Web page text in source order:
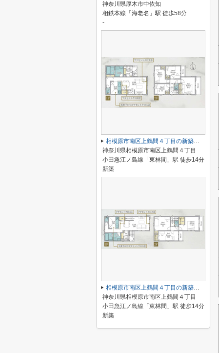
神奈川県厚木市中依知
相鉄本線「海老名」駅 徒歩58分
-
相模原市南区上鶴間４丁目の新築一戸建
神奈川県相模原市南区上鶴間４丁目
小田急江ノ島線「東林間」駅 徒歩14分
新築
相模原市南区上鶴間４丁目の新築一戸建
神奈川県相模原市南区上鶴間４丁目
小田急江ノ島線「東林間」駅 徒歩14分
新築